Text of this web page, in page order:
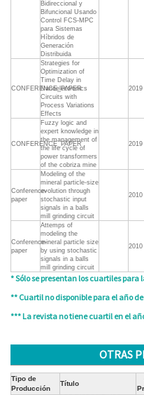
Bidireccional y
Bifuncional Usando
Control FCS-MPC
para Sistemas
Híbridos de
Generación
Distribuida
CONFERENCE_PAPER
Strategies for
Optimization of
Time Delay in
Nanoelectronics
Circuits with
Process Variations
Effects
2019
CONFERENCE_PAPER
Fuzzy logic and
expert knowledge in
the management of
the life cycle of
power transformers
of the cobriza mine
2019
Conference-
paper
Modeling of the
mineral particle-size
evolution through
stochastic input
signals in a balls
mill grinding circuit
2010
Conference-
paper
Attemps of
modeling the
mineral particle size
by using stochastic
signals in a balls
mill grinding circuit
2010
* Sólo se presentan los cuartiles
** Cuartil no disponible para el año
*** La revista no tiene cuartil en el
OTRAS
Tipo de
Producción
Título